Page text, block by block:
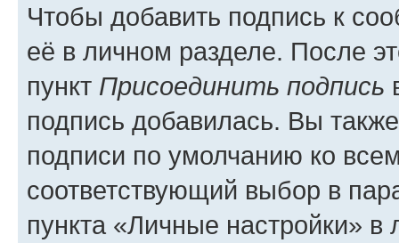
Чтобы добавить подпись к
её в личном разделе. После
пункт Присоединить подпись
подпись добавилась. Вы
подписи по умолчанию ко
соответствующий выбор в
пункта «Личные настройки»